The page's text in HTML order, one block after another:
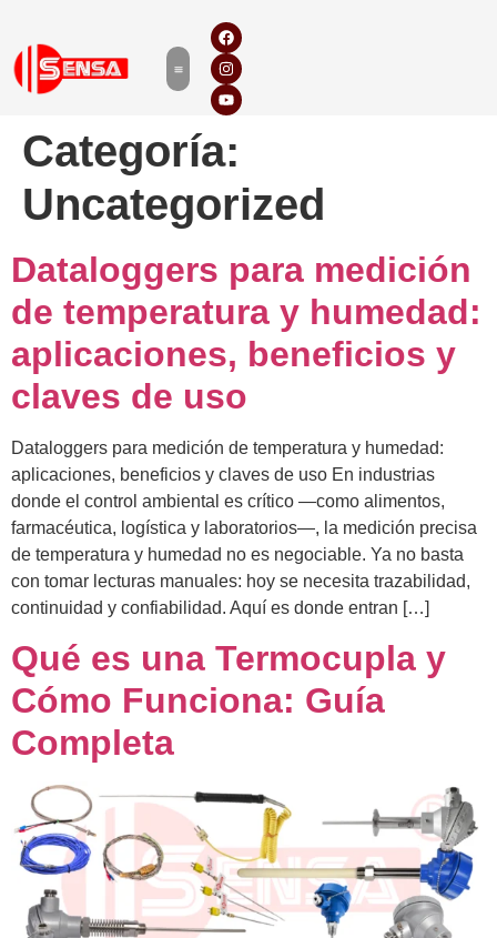
Categoría:
Uncategorized
Dataloggers para medición
de temperatura y humedad:
aplicaciones, beneficios y
claves de uso
Dataloggers para medición de temperatura y humedad:
aplicaciones, beneficios y claves de uso En industrias
donde el control ambiental es crítico —como alimentos,
farmacéutica, logística y laboratorios—, la medición precisa
de temperatura y humedad no es negociable. Ya no basta
con tomar lecturas manuales: hoy se necesita trazabilidad,
continuidad y confiabilidad. Aquí es donde entran […]
Qué es una Termocupla y
Cómo Funciona: Guía
Completa